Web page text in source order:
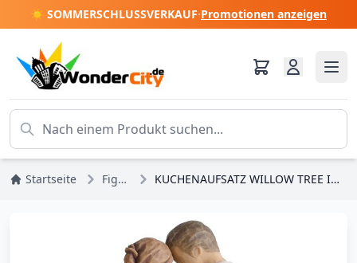
☀️ SOMMERSCHLUSSVERKAUF·Promotionen anzeigen
Startseite Figuren KUCHENAUFSATZ WILLOW TREE IN IHRER NÄHE